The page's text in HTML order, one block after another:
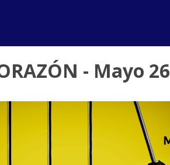
- Mayo 26